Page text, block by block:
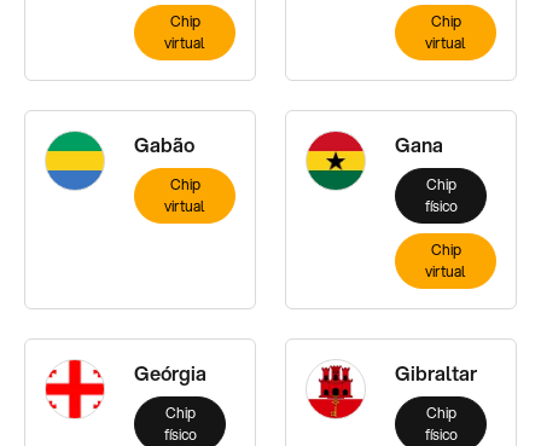
Chip
virtual
Chip
virtual
Gabão
Chip
virtual
Gana
Chip
físico
Chip
virtual
Geórgia
Chip
físico
Gibraltar
Chip
físico